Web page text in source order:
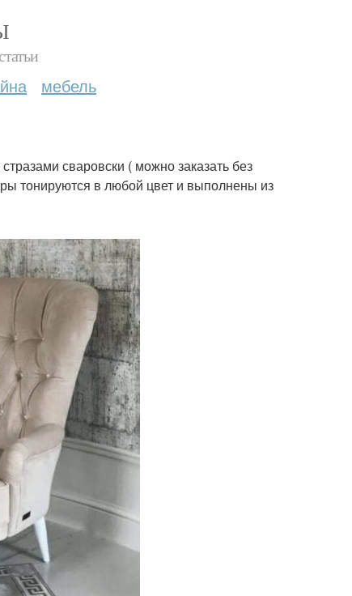
мебель
сваровски ( можно заказать без
тонируются в любой цвет и выполнены из